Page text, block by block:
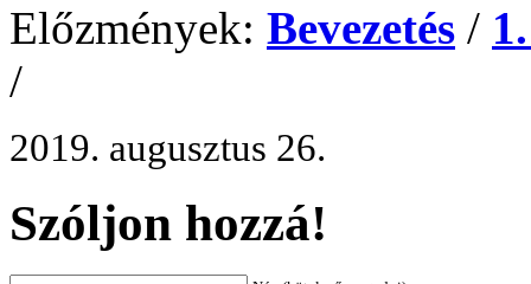
Előzmények: Bevezetés /
/
2019. augusztus 26.
Szóljon hozzá!